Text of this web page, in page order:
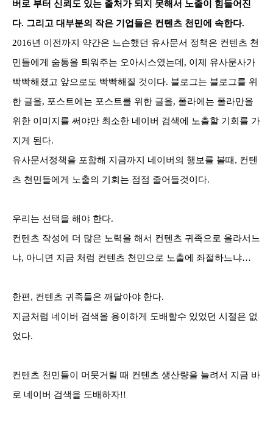
버로 부터 신뢰도 있는 출처가 되지 못해서 노출이 힘들어진
다. 그리고 대부분의 작은 기업들은 컨텐츠 천민에 속한다.
2016년 이전까지 약간은 느슨했던 유사문서 정책은 컨텐츠 천
민들에게 숨통을 틔워주는 오아시스였는데, 이제 유사문사가
빡빡해졌고 앞으로도 빡빡해질 것이다. 블로그는 블로그를 위
한 글을, 포스트에는 포스트를 위한 글을, 폴라에는 폴라만을
위한 이미지를 써야만 최소한 네이버 검색에 노출할 기회를 가
지게 된다.
유사문서정책을 포함해 지금까지 네이버의 행보를 볼때, 컨텐
츠 천민들에게 노출의 기회는 점점 줄어들것이다.
우리는 선택을 해야 한다.
컨텐츠 작성에 더 많은 노력을 해서 컨텐츠 귀족으로 올라서느
냐, 아니면 지금 처럼 컨텐츠 천민으로 노출에 좌절하느냐…
한편, 컨텐츠 귀족들은 깨달아야 한다.
지금처럼 네이버 검색을 용이하게 도배할수 있었던 시절은 없
었다.
컨텐츠 천민들이 머뭇거릴 때 컨텐츠 생산량을 늘려서 지금 바
로 네이버 검색을 도배하자!!